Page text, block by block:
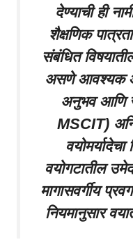
देण्याची ही
शैक्षणिक
संबंधित
असणे आवश्यक
अनुभव आणि
MSCIT)
वयोगटातील
मागासवर्गीय
नियमानुसार